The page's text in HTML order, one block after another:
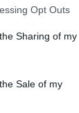
app uses
usage
and its
Opt Outs
Sharing of my
Sale of my